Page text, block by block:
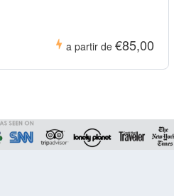
a partir de €85,00